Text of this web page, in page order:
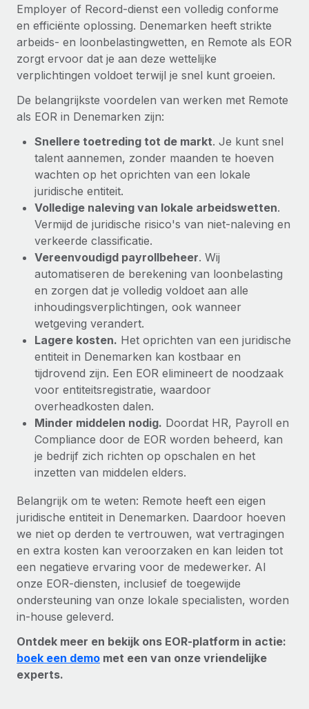
Employer of Record-dienst een volledig conforme
en efficiënte oplossing. Denemarken heeft strikte
arbeids- en loonbelastingwetten, en Remote als EOR
zorgt ervoor dat je aan deze wettelijke
verplichtingen voldoet terwijl je snel kunt groeien.
De belangrijkste voordelen van werken met Remote
als EOR in Denemarken zijn:
Snellere toetreding tot de markt. Je kunt snel
talent aannemen, zonder maanden te hoeven
wachten op het oprichten van een lokale
juridische entiteit.
Volledige naleving van lokale arbeidswetten.
Vermijd de juridische risico's van niet-naleving en
verkeerde classificatie.
Vereenvoudigd payrollbeheer. Wij
automatiseren de berekening van loonbelasting
en zorgen dat je volledig voldoet aan alle
inhoudingsverplichtingen, ook wanneer
wetgeving verandert.
Lagere kosten. Het oprichten van een juridische
entiteit in Denemarken kan kostbaar en
tijdrovend zijn. Een EOR elimineert de noodzaak
voor entiteitsregistratie, waardoor
overheadkosten dalen.
Minder middelen nodig. Doordat HR, Payroll en
Compliance door de EOR worden beheerd, kan
je bedrijf zich richten op opschalen en het
inzetten van middelen elders.
Belangrijk om te weten: Remote heeft een eigen
juridische entiteit in Denemarken. Daardoor hoeven
we niet op derden te vertrouwen, wat vertragingen
en extra kosten kan veroorzaken en kan leiden tot
een negatieve ervaring voor de medewerker. Al
onze EOR-diensten, inclusief de toegewijde
ondersteuning van onze lokale specialisten, worden
in-house geleverd.
Ontdek meer en bekijk ons EOR-platform in actie:
boek een demo met een van onze vriendelijke
experts.